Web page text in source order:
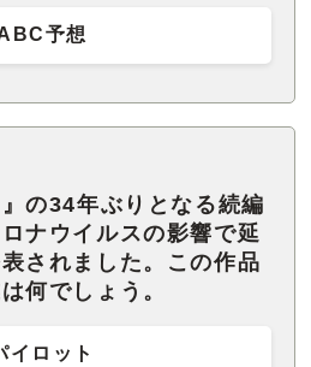
予想
の34年ぶりとなる続編
ナウイルスの影響で延
されました。この作品
何でしょう。
イロット